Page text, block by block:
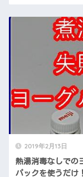
2019年2月13日
熱湯消毒なしでの
パックを使うだけ